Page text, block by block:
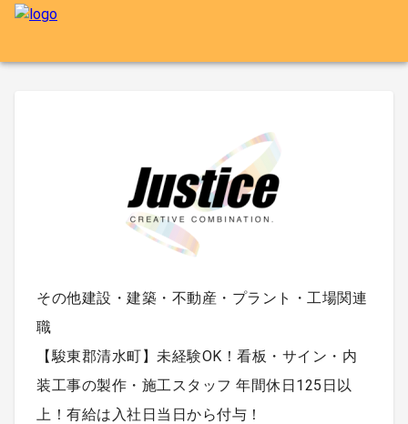
その他建設・建築・不動産・プラント・工場関連
職
【駿東郡清水町】未経験OK！看板・サイン・内
装工事の製作・施工スタッフ 年間休日125日以
上！有給は入社日当日から付与！